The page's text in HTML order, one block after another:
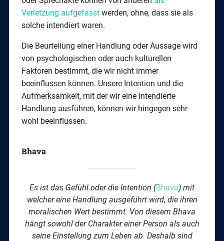
Verletzung aufgefasstwerden, ohne, dass sie als
solche intendiert waren.
Die Beurteilung einer Handlung oder Aussage wird
von psychologischen oder auch kulturellen
Faktoren bestimmt, die wir nicht immer
beeinflussen können. Unsere Intention und die
Aufmerksamkeit, mit der wir eine intendierte
Handlung ausführen, können wir hingegen sehr
wohl beeinflussen.
Bhava
Es ist das Gefühl oder die Intention (Bhava) mit
welcher eine Handlung ausgeführt wird, die ihren
moralischen Wert bestimmt. Von diesem Bhava
hängt sowohl der Charakter einer Person als auch
seine Einstellung zum Leben ab. Deshalb sind